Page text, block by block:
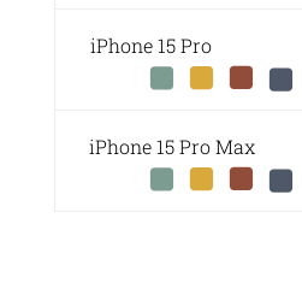
iPhone 15 Pro
iPhone 15 Pro Max